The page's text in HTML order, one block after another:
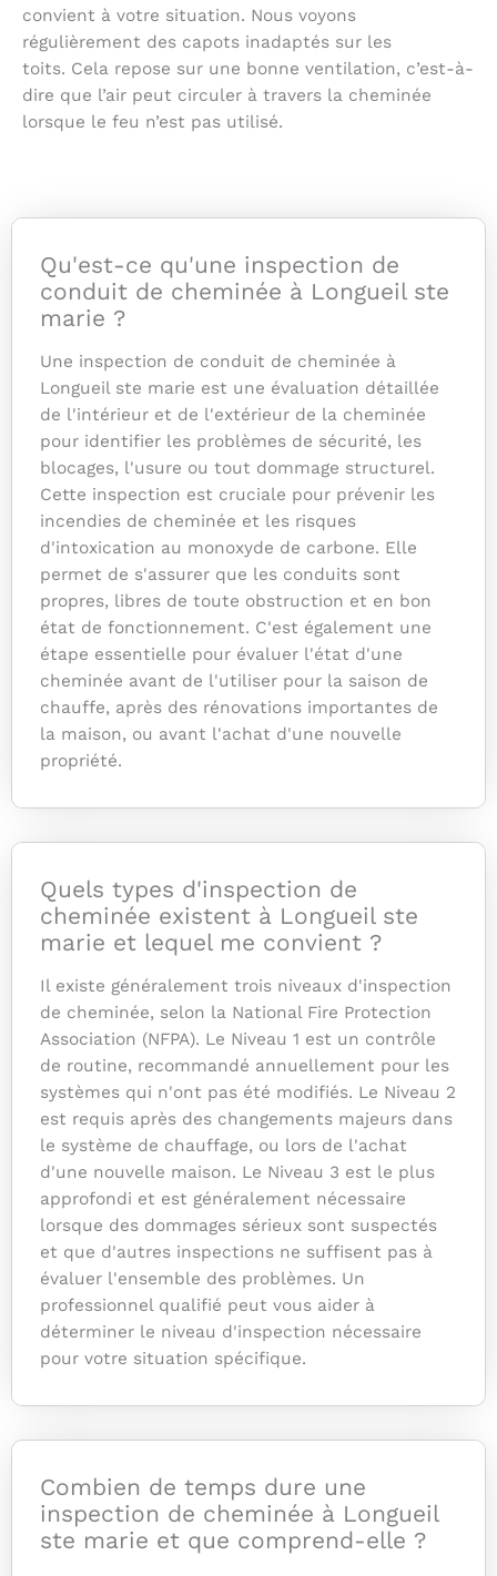
convient à votre situation. Nous voyons
régulièrement des capots inadaptés sur les
toits. Cela repose sur une bonne ventilation, c’est-à-
dire que l’air peut circuler à travers la cheminée
lorsque le feu n’est pas utilisé.
Qu'est-ce qu'une inspection de
conduit de cheminée à Longueil ste
marie ?
Une inspection de conduit de cheminée à
Longueil ste marie est une évaluation détaillée
de l'intérieur et de l'extérieur de la cheminée
pour identifier les problèmes de sécurité, les
blocages, l'usure ou tout dommage structurel.
Cette inspection est cruciale pour prévenir les
incendies de cheminée et les risques
d'intoxication au monoxyde de carbone. Elle
permet de s'assurer que les conduits sont
propres, libres de toute obstruction et en bon
état de fonctionnement. C'est également une
étape essentielle pour évaluer l'état d'une
cheminée avant de l'utiliser pour la saison de
chauffe, après des rénovations importantes de
la maison, ou avant l'achat d'une nouvelle
propriété.
Quels types d'inspection de
cheminée existent à Longueil ste
marie et lequel me convient ?
Il existe généralement trois niveaux d'inspection
de cheminée, selon la National Fire Protection
Association (NFPA). Le Niveau 1 est un contrôle
de routine, recommandé annuellement pour les
systèmes qui n'ont pas été modifiés. Le Niveau 2
est requis après des changements majeurs dans
le système de chauffage, ou lors de l'achat
d'une nouvelle maison. Le Niveau 3 est le plus
approfondi et est généralement nécessaire
lorsque des dommages sérieux sont suspectés
et que d'autres inspections ne suffisent pas à
évaluer l'ensemble des problèmes. Un
professionnel qualifié peut vous aider à
déterminer le niveau d'inspection nécessaire
pour votre situation spécifique.
Combien de temps dure une
inspection de cheminée à Longueil
ste marie et que comprend-elle ?